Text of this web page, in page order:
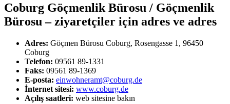
Coburg Göçmenlik Bürosu / Göçmenlik
Bürosu – ziyaretçiler için adres ve adres
Adres: Göçmen Bürosu Coburg, Rosengasse 1, 96450
Coburg
Telefon: 09561 89-1331
Faks: 09561 89-1369
E-posta: einwohneramt@coburg.de
İnternet sitesi: www.coburg.de
Açılış saatleri: web sitesine bakın